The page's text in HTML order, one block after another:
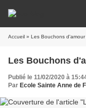
Accueil » Les Bouchons d'amour
Les Bouchons
Publié le 11/02/2020 à
Par Ecole Sainte Anne de